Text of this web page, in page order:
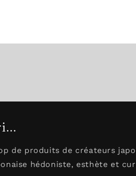
de produits de créateurs
hédoniste, esthète et